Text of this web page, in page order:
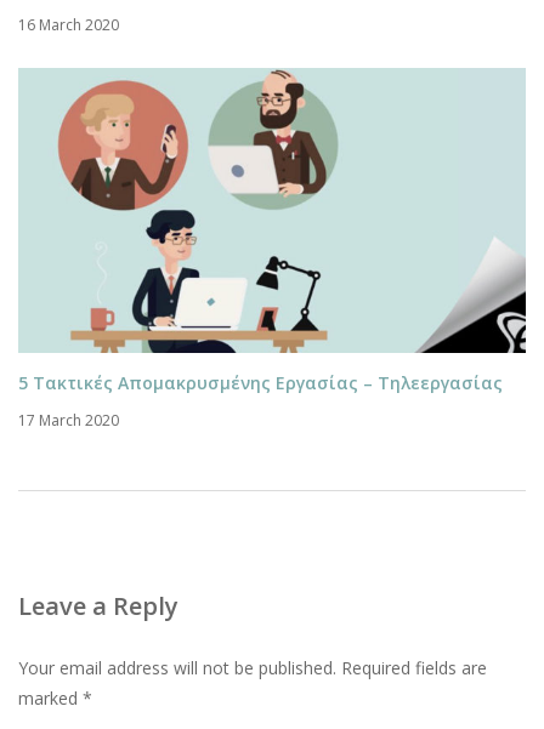
16 March 2020
5 Τακτικές Απομακρυσμένης Εργασίας – Τηλεεργασίας
17 March 2020
Leave a Reply
Your email address will not be published. Required fields are
marked *